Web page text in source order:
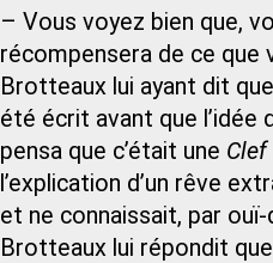
– Vous voyez bien que,
récompensera de ce que
Brotteaux lui ayant dit
été écrit avant que
pensa que c’était une Clef
l’explication d’un rêve
et ne connaissait, par
Brotteaux lui répondit